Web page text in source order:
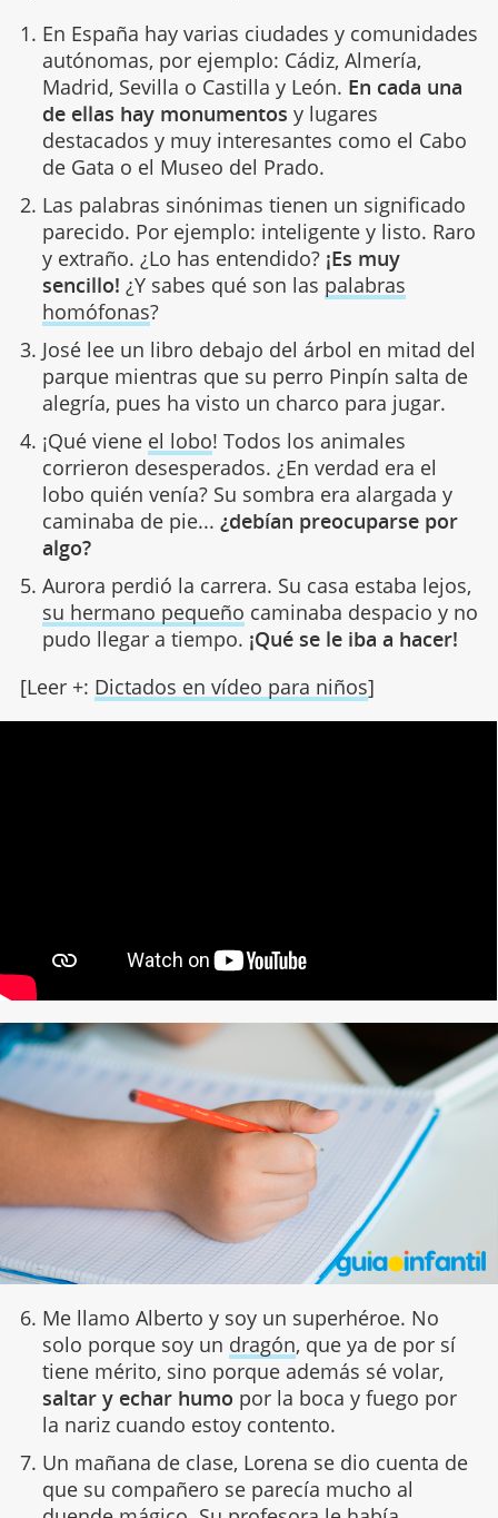
En España hay varias ciudades y comunidades
autónomas, por ejemplo: Cádiz, Almería,
Madrid, Sevilla o Castilla y León. En cada una
de ellas hay monumentos y lugares
destacados y muy interesantes como el Cabo
de Gata o el Museo del Prado.
Las palabras sinónimas tienen un significado
parecido. Por ejemplo: inteligente y listo. Raro
y extraño. ¿Lo has entendido?¡Es muy
sencillo! ¿Y sabes qué son las palabras
homófonas?
José lee un libro debajo del árbol en mitad del
parque mientras que su perro Pinpín salta de
alegría, pues ha visto un charco para jugar.
¡Qué viene el lobo! Todos los animales
corrieron desesperados. ¿En verdad era el
lobo quién venía? Su sombra era alargada y
caminaba de pie... ¿debían preocuparse por
algo?
Aurora perdió la carrera. Su casa estaba lejos,
su hermano pequeño caminaba despacio y no
pudo llegar a tiempo. ¡Qué se le iba a hacer!
[Leer +: Dictados en vídeo para niños]
Me llamo Alberto y soy un superhéroe. No
solo porque soy un dragón, que ya de por sí
tiene mérito, sino porque además sé volar,
saltar y echar humo por la boca y fuego por
la nariz cuando estoy contento.
Un mañana de clase, Lorena se dio cuenta de
que su compañero se parecía mucho al